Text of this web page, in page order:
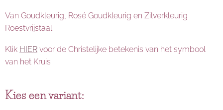
creool-amulet-kruis-roségoudkleurig
Van Goudkleurig, Rosé Goudkleurig en Zilverkleurig
Roestvrijstaal
Klik HIER voor de Christelijke betekenis van het symbool
van het Kruis
Kies een variant: